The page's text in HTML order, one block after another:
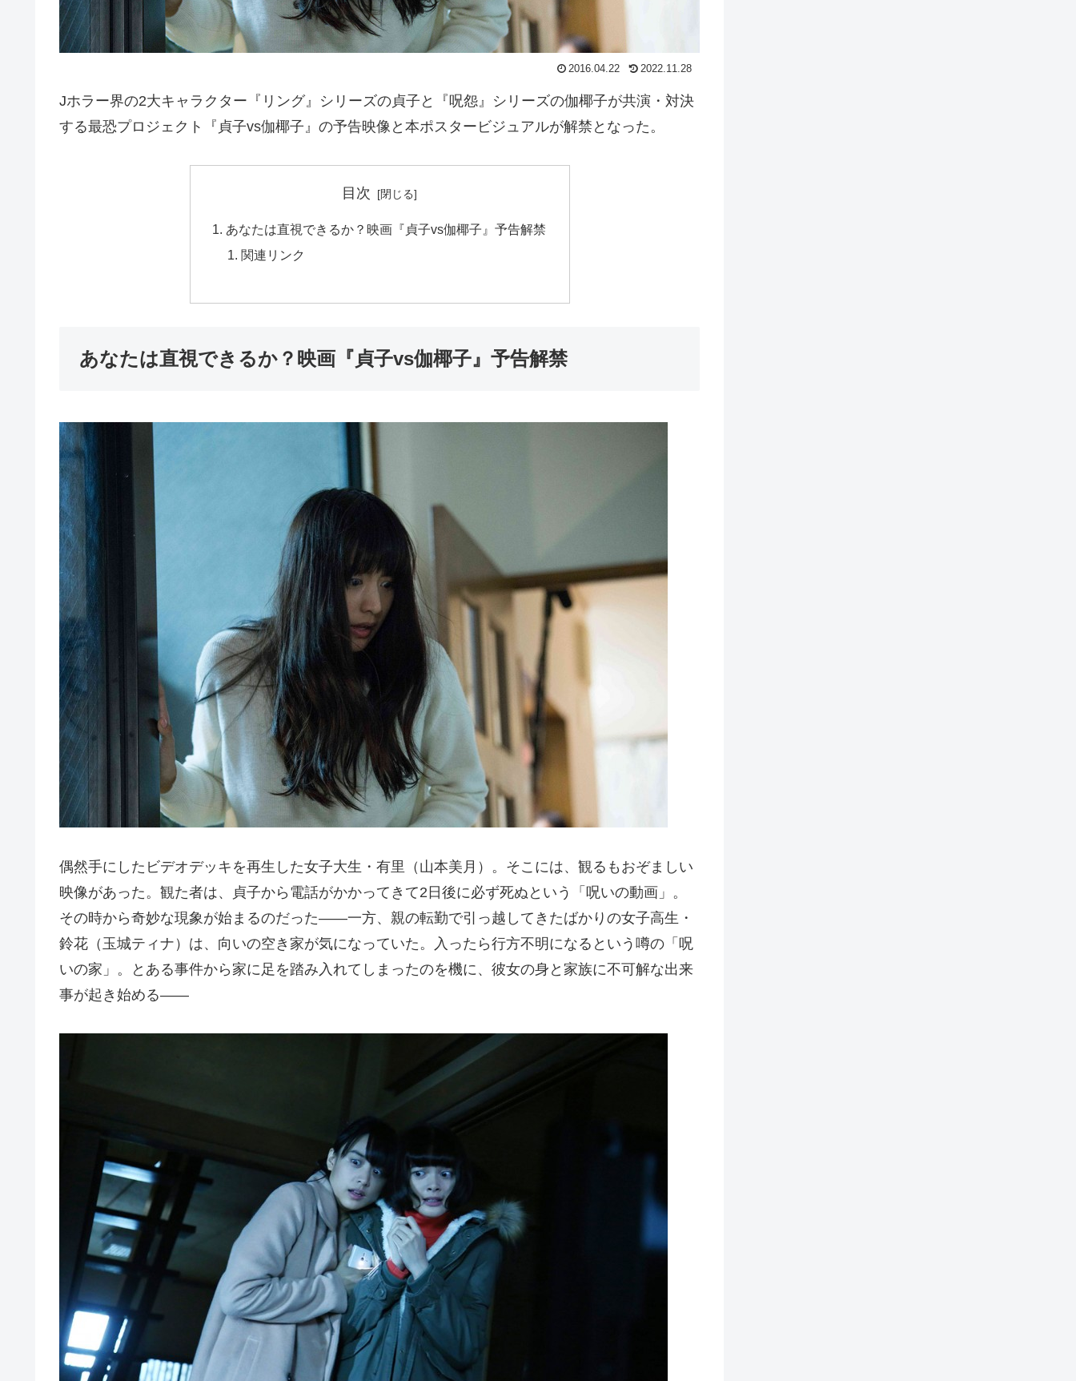
2016.04.22 2022.11.28
Jホラー界の2大キャラクター『リング』シリーズの貞子と『呪怨』シリーズの伽椰子が共演・対決
する最恐プロジェクト『貞子vs伽椰子』の予告映像と本ポスタービジュアルが解禁となった。
目次
あなたは直視できるか？映画『貞子vs伽椰子』予告解禁
関連リンク
あなたは直視できるか？映画『貞子vs伽椰子』予告解禁
偶然手にしたビデオデッキを再生した女子大生・有里（山本美月）。そこには、観るもおぞましい
映像があった。観た者は、貞子から電話がかかってきて2日後に必ず死ぬという「呪いの動画」。
その時から奇妙な現象が始まるのだった――一方、親の転勤で引っ越してきたばかりの女子高生・
鈴花（玉城ティナ）は、向いの空き家が気になっていた。入ったら行方不明になるという噂の「呪
いの家」。とある事件から家に足を踏み入れてしまったのを機に、彼女の身と家族に不可解な出来
事が起き始める――